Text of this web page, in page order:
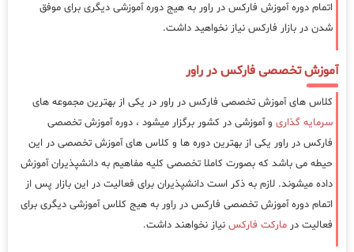
اتمام دوره آموزش فارکس در راور به هیج دوره آموزشی دیگری برای موفق
شدن در بازار فارکس نیاز نخواهید داشت.
آموزش تخصصی فارکس در راور
کلاس های آموزش تخصصی فارکس در راور در یکی از بهترین مجموعه های
سرمایه گذاری و آموزشی در کشور برگزار میشود ، دوره آموزش تخصصی
فارکس در راور یکی از بهترین دوره ها و کلاس های آموزش تخصصی در این
حیطه می باشد که بصورت کاملا تخصصی کلیه مفاهیم به دانشپذیران آموزش
داده میشوند. لازم به ذکر است دانشپذیران برای فعالیت در این بازار پس از
اتمام دوره آموزش تخصصی فارکس در راور به هیج کلاس آموزشی دیگری برای
فعالیت در مارکت فارکس نیاز نخواهند داشت.